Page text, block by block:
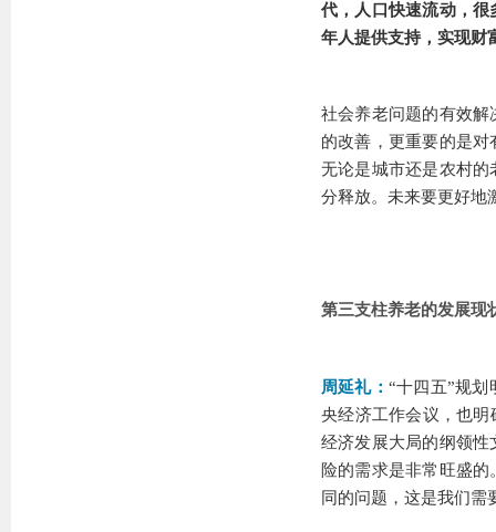
代，人口快速流动，
年人提供支持，实现财
社会养老问题的有效
的改善，更重要的是
无论是城市还是农村
分释放。未来要更好地
第三支柱养老的发展现
周延礼： “十四五”规
央经济工作会议，也明
经济发展大局的纲领
险的需求是非常旺盛
同的问题，这是我们需